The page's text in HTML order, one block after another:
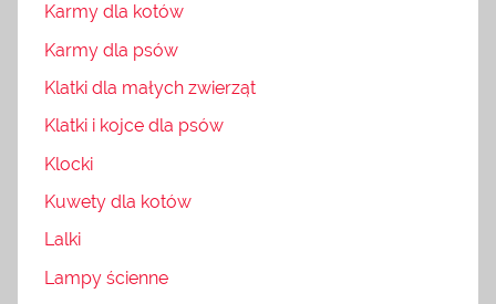
Karmy dla kotów
Karmy dla psów
Klatki dla małych zwierząt
Klatki i kojce dla psów
Klocki
Kuwety dla kotów
Lalki
Lampy ścienne